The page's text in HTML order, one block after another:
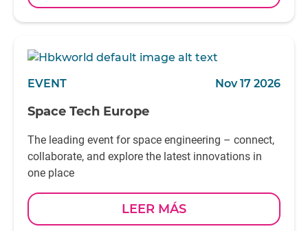
EVENT Nov 17 2026
Space Tech Europe
The leading event for space engineering – connect,
collaborate, and explore the latest innovations in
one place
LEER MÁS